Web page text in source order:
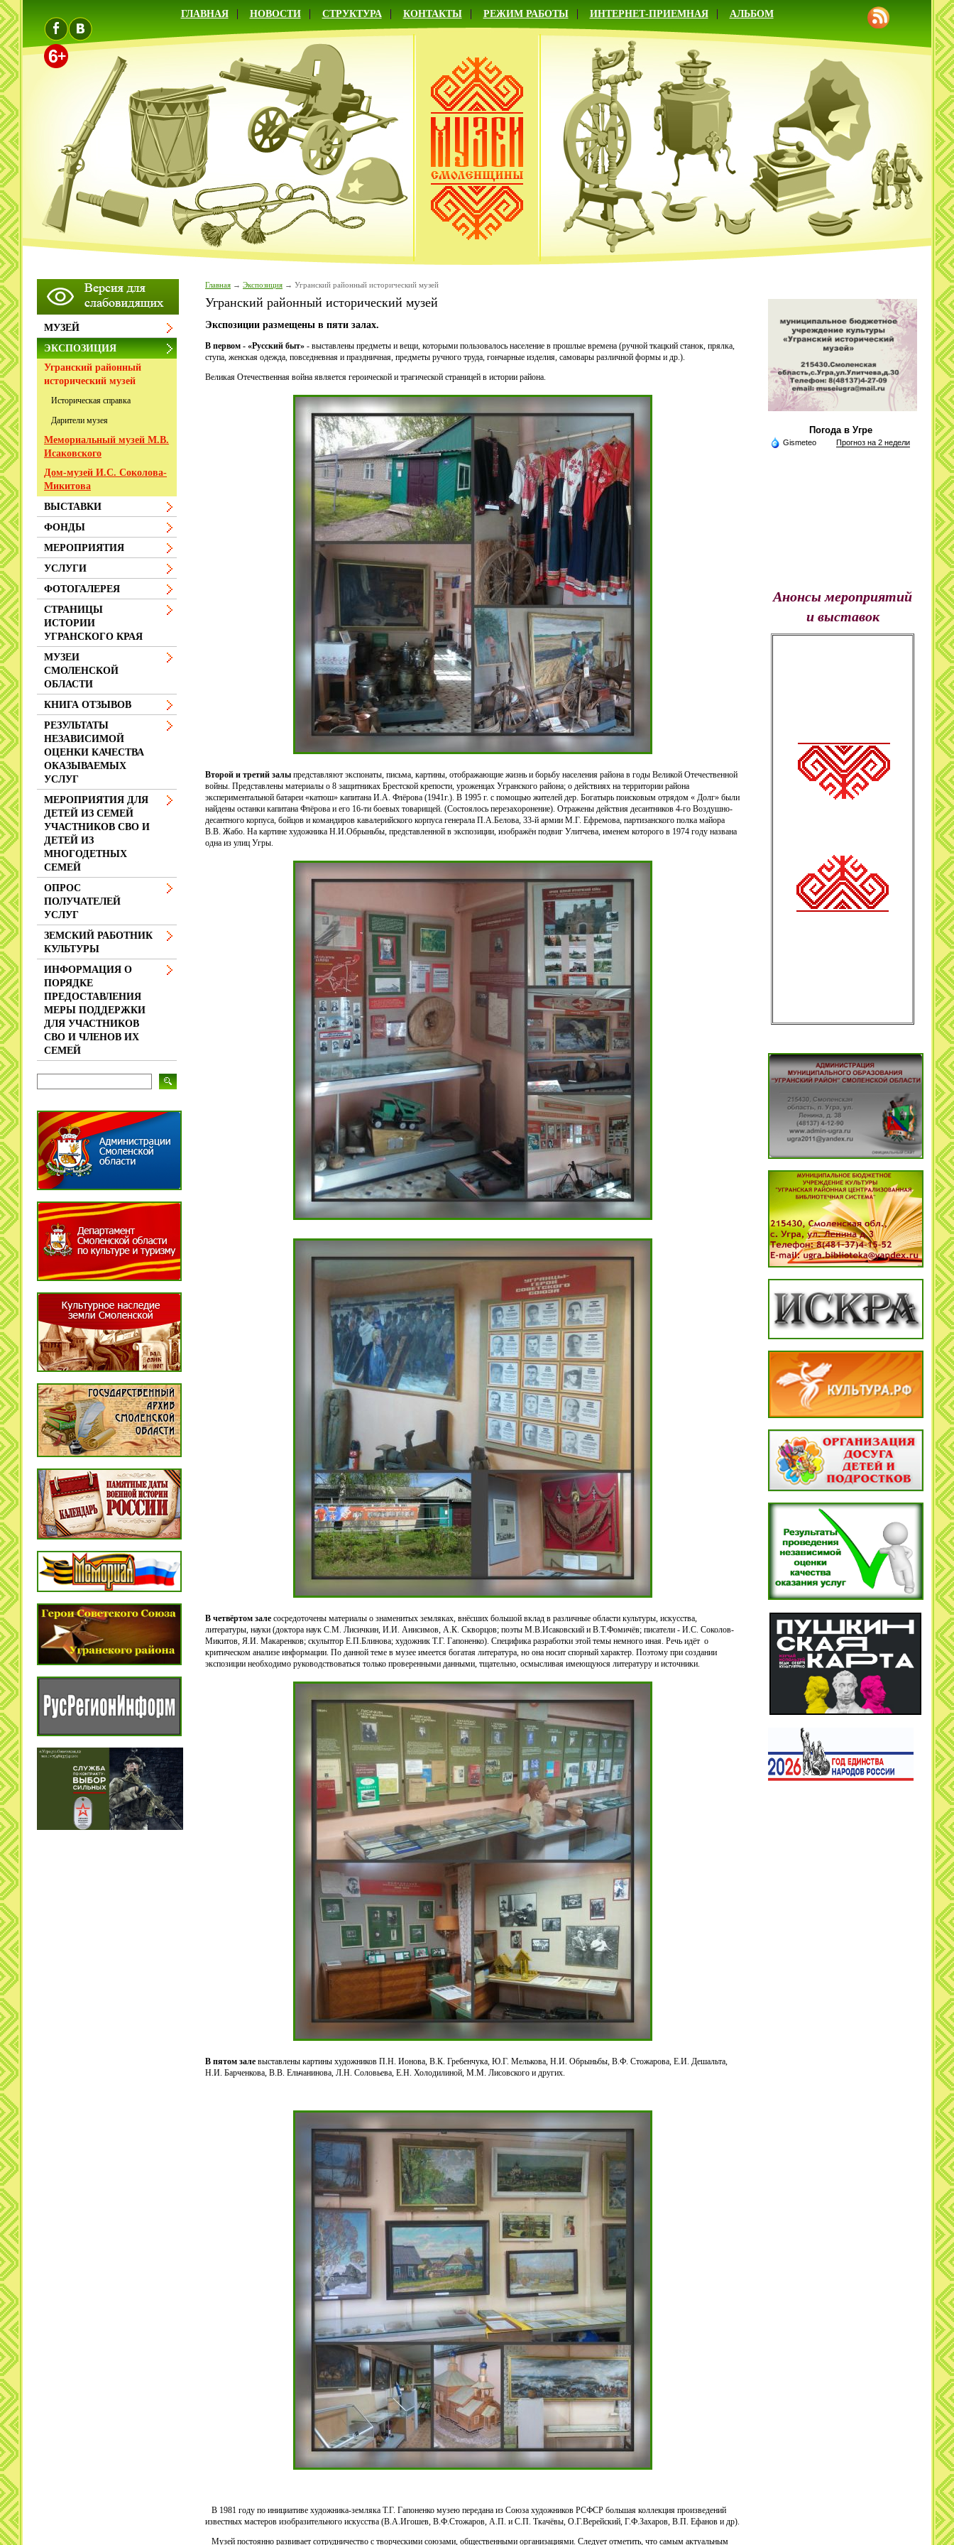
ГЛАВНАЯ НОВОСТИ СТРУКТУРА КОНТАКТЫ РЕЖИМ РАБОТЫ ИНТЕРНЕТ-ПРИЕМНАЯ АЛЬБОМ
Главная Экспозиция Угранский районный исторический музей
Угранский районный исторический музей
Экспозиции размещены в пяти залах.
В первом - «Русский быт» - выставлены предметы и вещи, которыми пользовалось население в прошлые времена (ручной ткацкий станок, прялка,
ступа, женская одежда, повседневная и праздничная, предметы ручного труда, гончарные изделия, самовары различной формы и др.).
Великая Отечественная война является героической и трагической страницей в истории района.
Второй и третий залы представляют экспонаты, письма, картины, отображающие жизнь и борьбу населения района в годы Великой Отечественной
войны. Представлены материалы о 8 защитниках Брестской крепости, уроженцах Угранского района; о действиях на территории района
экспериментальной батареи «катюш» капитана И.А. Флёрова (1941г.). В 1995 г. с помощью жителей дер. Богатырь поисковым отрядом « Долг» были
найдены останки капитана Флёрова и его 16-ти боевых товарищей. (Состоялось перезахоронение). Отражены действия десантников 4-го Воздушно-
десантного корпуса, бойцов и командиров кавалерийского корпуса генерала П.А.Белова, 33-й армии М.Г. Ефремова, партизанского полка майора
В.В. Жабо. На картине художника Н.И.Обрыньбы, представленной в экспозиции, изображён подвиг Улитчева, именем которого в 1974 году названа
одна из улиц Угры.
В четвёртом зале сосредоточены материалы о знаменитых земляках, внёсших большой вклад в различные области культуры, искусства,
литературы, науки (доктора наук С.М. Лисичкин, И.И. Анисимов, А.К. Скворцов; поэты М.В.Исаковский и В.Т.Фомичёв; писатели - И.С. Соколов-
Микитов, Я.И. Макаренков; скульптор Е.П.Блинова; художник Т.Г. Гапоненко). Специфика разработки этой темы немного иная. Речь идёт о
критическом анализе информации. По данной теме в музее имеется богатая литература, но она носит спорный характер. Поэтому при создании
экспозиции необходимо руководствоваться только проверенными данными, тщательно, осмысливая имеющуюся литературу и источники.
В пятом зале выставлены картины художников П.Н. Ионова, В.К. Гребенчука, Ю.Г. Мелькова, Н.И. Обрыньбы, В.Ф. Стожарова, Е.И. Дешальта,
Н.И. Барченкова, В.В. Ельчанинова, Л.Н. Соловьева, Е.Н. Холодилиной, М.М. Лисовского и других.
В 1981 году по инициативе художника-земляка Т.Г. Гапоненко музею передана из Союза художников РСФСР большая коллекция произведений
известных мастеров изобразительного искусства (В.А.Игошев, В.Ф.Стожаров, А.П. и С.П. Ткачёвы, О.Г.Верейский, Г.Ф.Захаров, В.П. Ефанов и др).
Музей постоянно развивает сотрудничество с творческими союзами, общественными организациями. Следует отметить, что самым актуальным
МУЗЕЙ
ЭКСПОЗИЦИЯ
Угранский районный
исторический музей
Историческая справка
Дарители музея
Мемориальный музей М.В.
Исаковского
Дом-музей И.С. Соколова-
Микитова
ВЫСТАВКИ
ФОНДЫ
МЕРОПРИЯТИЯ
УСЛУГИ
ФОТОГАЛЕРЕЯ
СТРАНИЦЫ
ИСТОРИИ
УГРАНСКОГО КРАЯ
МУЗЕИ
СМОЛЕНСКОЙ
ОБЛАСТИ
КНИГА ОТЗЫВОВ
РЕЗУЛЬТАТЫ
НЕЗАВИСИМОЙ
ОЦЕНКИ КАЧЕСТВА
ОКАЗЫВАЕМЫХ
УСЛУГ
МЕРОПРИЯТИЯ ДЛЯ
ДЕТЕЙ ИЗ СЕМЕЙ
УЧАСТНИКОВ СВО И
ДЕТЕЙ ИЗ
МНОГОДЕТНЫХ
СЕМЕЙ
ОПРОС
ПОЛУЧАТЕЛЕЙ
УСЛУГ
ЗЕМСКИЙ РАБОТНИК
КУЛЬТУРЫ
ИНФОРМАЦИЯ О
ПОРЯДКЕ
ПРЕДОСТАВЛЕНИЯ
МЕРЫ ПОДДЕРЖКИ
ДЛЯ УЧАСТНИКОВ
СВО И ЧЛЕНОВ ИХ
СЕМЕЙ
Погода в Угре
Gismeteo Прогноз на 2 недели
Анонсы мероприятий
и выставок